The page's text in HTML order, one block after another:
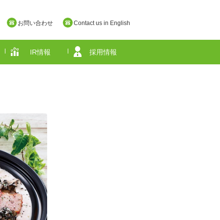
お問い合わせ Contact us in English
奈良県
IR情報 採用情報